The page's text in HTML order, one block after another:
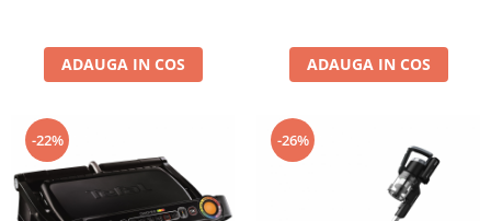
Negru
ADAUGA IN COS ADAUGA IN COS
-22% -26%